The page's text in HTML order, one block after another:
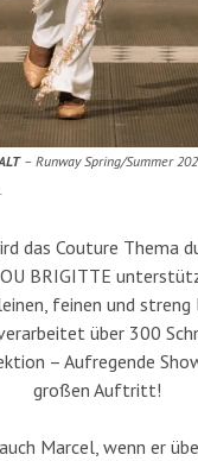
– Runway Spring/Summer
das Couture Thema
BRIGITTE
feinen und
über 300
– Aufregende
großen Auftritt!
Marcel, wenn er